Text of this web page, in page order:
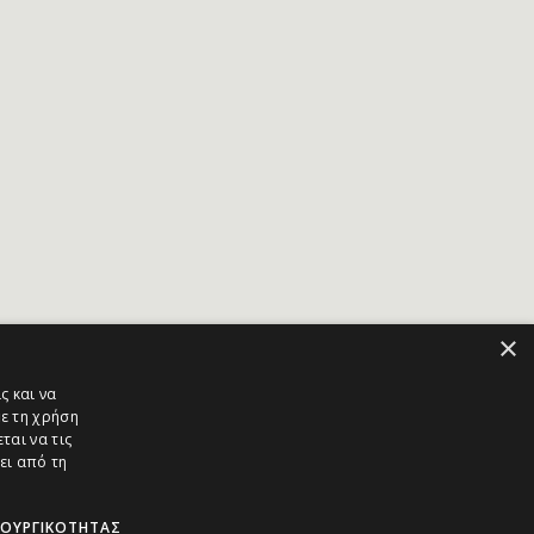
×
και να
τη χρήση
να τις
από τη